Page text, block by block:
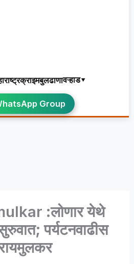
क्राइमबुलढाणावऱ्हाड▾
Group
:लोणार येथे
पर्यटनवाढीस